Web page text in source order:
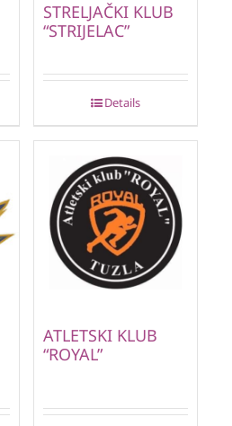
STRELJAČKI KLUB
“STRIJELAC”
Details
ATLETSKI KLUB
“ROYAL”